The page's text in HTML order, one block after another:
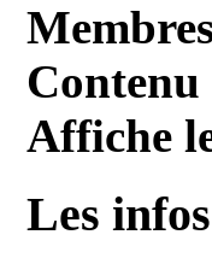
Contenu
Affiche
Les